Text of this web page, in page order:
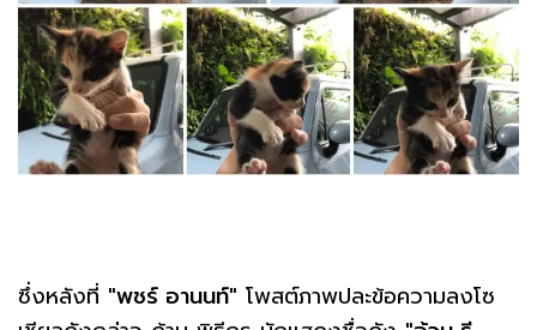
ซึ่งหลังที่ "พชร์ อานนท์" โพสต์ภาพปละข้อความลงโซ